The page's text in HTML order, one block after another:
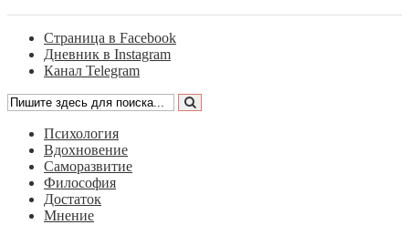
Страница в Facebook
Дневник в Instagram
Канал Telegram
Психология
Вдохновение
Саморазвитие
Философия
Достаток
Мнение